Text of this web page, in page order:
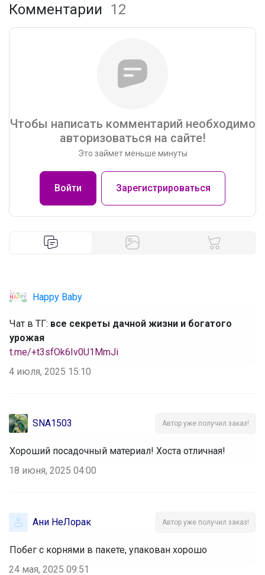
Комментарии 12
Чтобы написать комментарий необходимо
авторизоваться на сайте!
Это займет меньше минуты
Войти Зарегистрироваться
Happy Baby
Чат в ТГ: все секреты дачной жизни и богатого
урожая
t.me/+t3sfOk6Iv0U1MmJi
4 июля, 2025 15:10
SNA1503 Автор уже получил заказ!
Хороший посадочный материал! Хоста отличная!
18 июня, 2025 04:00
Ани НеЛорак Автор уже получил заказ!
Побег с корнями в пакете, упакован хорошо
24 мая, 2025 09:51